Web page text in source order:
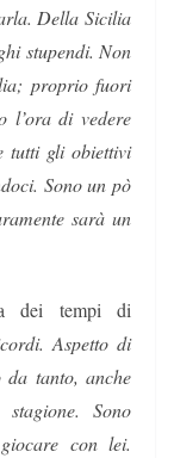
Della Sicilia
stupendi. Non
proprio fuori
l’ora di vedere
tutti gli obiettivi
Sono un pò
sarà un
dei tempi di
Aspetto di
da tanto, anche
Sono
con lei.